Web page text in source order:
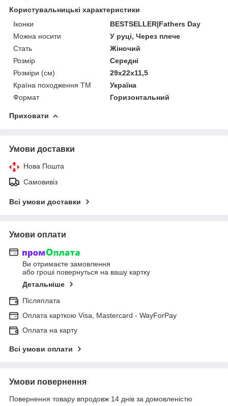
Користувальницькі характеристики
Іконки
BESTSELLER|Fathers Day
Можна носити
У руці, Через плече
Стать
Жіночий
Розмір
Середні
Розміри (см)
29х22х11,5
Країна походження ТМ
Україна
Формат
Горизонтальний
Приховати
Умови доставки
Нова Пошта
Самовивіз
Всі умови доставки
Умови оплати
Ви отримаєте замовлення
або гроші повернуться на вашу картку
Детальніше
Післяплата
Оплата карткою Visa, Mastercard - WayForPay
Оплата на карту
Всі умови оплати
Умови повернення
Повернення товару впродовж 14 днів за домовленістю